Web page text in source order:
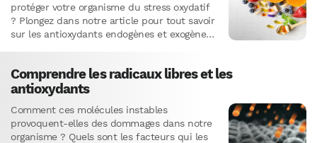
protéger votre organisme du stress oxydatif
? Plongez dans notre article pour tout savoir
sur les antioxydants endogènes et exogènes,
Comprendre les radicaux libres et les
antioxydants
Comment ces molécules instables
provoquent-elles des dommages dans notre
organisme ? Quels sont les facteurs qui les